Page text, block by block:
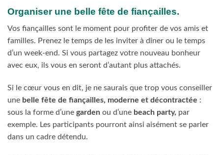
Organiser une belle fête de fiançailles.
Vos fiançailles sont le moment pour profiter de vos amis et
familles. Prenez le temps de les inviter à dîner ou le temps
d’un week-end. Si vous partagez votre nouveau bonheur
avec eux, ils vous en seront d’autant plus attachés.
Si le cœur vous en dit, je ne saurais que trop vous conseiller
une belle fête de fiançailles, moderne et décontractée :
sous la forme d’une garden ou d’une beach party, par
exemple. Les participants pourront ainsi aisément se parler
dans un cadre détendu.